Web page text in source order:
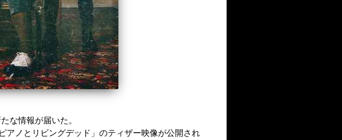
な情報が届いた。
アノとリビングデッド」のティザー映像が公開され